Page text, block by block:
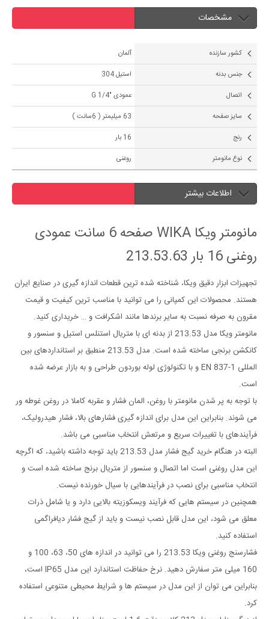
مشخصات
کشور سازنده
آلمان
جنس بدنه
استیل 304
اتصال
عمودی "1/4 G
سایز صفحه
63 میلیمتر ( 6سانت )
رنج
16 بار
نوع مانومتر
روغنی
اطلاعات بیشتر
مانومتر ویکا WIKA صفحه 6 سانت عمودی
روغنی 16 بار 213.53.63
تجهیزات ابزار دقیق ویکا، شناخته شده ترین قطعات اندازه گیری در صنایع ایران
هستند. محصولات این کمپانی را می توانید با مناسب ترین کیفیت و قیمت
مقرون به صرفه نسبت به سایر برندها مانند اشکرافت و … خریداری کنید.
مانومتر ویکا مدل 213.53 از بدنه ای با متریال استنلس استیل و سنسور و
کانکشن برنجی ساخته شده است. مدل 213.53 منطبق بر استانداردهای بین
المللی EN 837-1 و با تکنولوژی لوله بوردون طراحی و به بازار عرضه شده
است.
با توجه به پر شدن مانومتر با روغن، المان فشار و عقربه کاملا در روغن غوطه ور
می شوند. بنابراین این مدل برای اندازه گیری فشارهای بالا، فشار هیدرولیک،
فرآیندهای با تغییرات سریع و مرتعش انتخاب مناسبی می باشد.
البته در هنگام خرید گیج فشار مدل 213.53 باید توجه داشته باشید، که اگرچه
این مدل روغنی است اما اتصال و سنسور از متریال برنج ساخته شده است و
انتخاب مناسبی برای نصب در فرآیندهایی با سیال خورنده نیست.
همچنین در سیستم هایی که فرآیند ویسکوزیته بالایی دارد و یا شامل ذرات
معلق می شود، این مدل قابل نصب نیست و باید از گیج فشار دیافراگمی
استفاده کنید.
فشارسنج روغنی ویکا 213.53 را می توانید در اندازه های 50، 63، 100 و
160 میلی متر سفارش دهید. نرخ حفاظت استاندارد این مدل IP65 است،
بنابراین می توان از این مدل در سیستم ها و شرایط محیطی متنوعی استفاده
کرد.